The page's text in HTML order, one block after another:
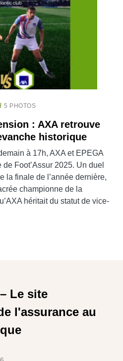
5 PHOTOS
: AXA retrouve
historique
à 17h, AXA et EPEGA
Foot’Assur 2025. Un duel
la finale de l’année dernière,
championne de la
héritait du statut de vice-
Le site
l'assurance au